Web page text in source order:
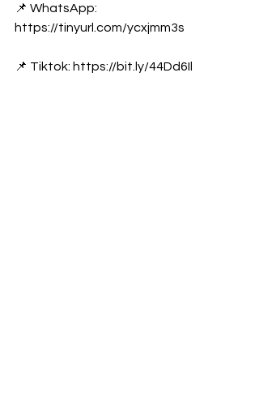
📌 WhatsApp:
https://tinyurl.com/ycxjmm3s
📌 Tiktok: https://bit.ly/44Dd6Il